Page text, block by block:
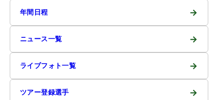
年間日程 →
ニュース一覧 →
ライブフォト一覧 →
ツアー登録選手 →